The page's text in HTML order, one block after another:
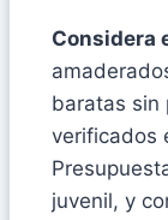
Considera
baratas sin
verificados
juvenil, y